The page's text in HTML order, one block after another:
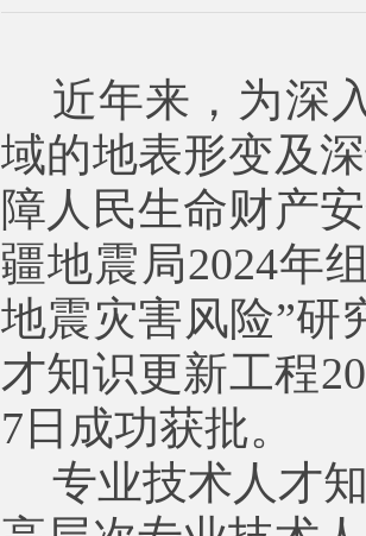
近年来，为深
域的地表形变及
障人民生命财产
疆地震局2024年
地震灾害风险”研
才知识更新工程
7日成功获批。
专业技术人才